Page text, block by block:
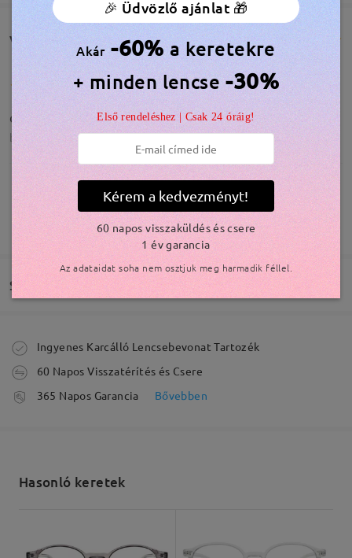
Modellinformáció
Vásárlói vélemények(3865)
с(◕ヮ◕n)
by Víctor on Aug 7 , 2026
So pleased with my Firmoo glasses. These are
stylish and classic. Super lightweight and feels like
the same quality as I've had from physical shops.
These fit my wide face, though sizing is confusing
since both the medium and wide frames I've got
bySamantha onAug 6 , 2026
Olvassa el az összes
TOVÁBBIAK MEGJELENÍTÉSE
Szállítás
Megrendelés leadva
feldolgozási idő
Ingyenes Karcálló Lencsebevonat Tartozék
60 Napos Visszatérítés és Csere
365 Napos Garancia
Bővebben
Hasonló keretek
🎉 Üdvözlő ajánlat 🎁
Akár -60% a keretekre
+ minden lencse -30%
Első rendeléshez | Csak 24 óráig!
Kérem a kedvezményt!
60 napos visszaküldés és csere
1 év garancia
Az adataidat soha nem osztjuk meg harmadik féllel.